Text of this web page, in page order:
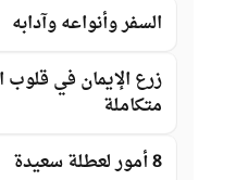
السفر وأنواعه وآدابه
زرع الإيمان في قلوب
متكاملة
8 أمور لعطلة سعيدة